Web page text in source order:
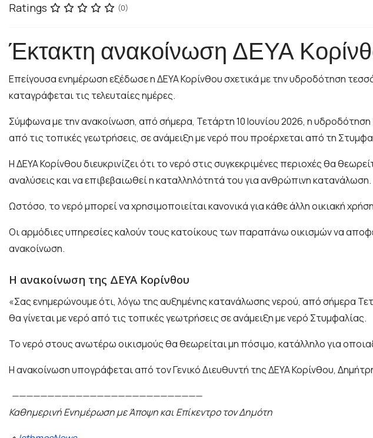
Ratings (0)
Έκτακτη ανακοίνωση ΔΕΥΑ
Επείγουσα ενημέρωση εξέδωσε η ΔΕΥΑ Κορίνθου σχετικά με την υδροδότηση
καταγράφεται τις τελευταίες ημέρες.
Σύμφωνα με την ανακοίνωση, από σήμερα, Τετάρτη 10 Ιουνίου 2026, η
από τις τοπικές γεωτρήσεις, σε ανάμειξη με νερό που προέρχεται από τη
Η ΔΕΥΑ Κορίνθου διευκρινίζει ότι το νερό στις συγκεκριμένες περιοχές θα
αναλύσεις και να επιβεβαιωθεί η καταλληλότητά του για ανθρώπινη κατανάλωση.
Ωστόσο, το νερό μπορεί να χρησιμοποιείται κανονικά για κάθε άλλη οικιακή
Οι αρμόδιες υπηρεσίες καλούν τους κατοίκους των παραπάνω οικισμών να
ανακοίνωση.
Η ανακοίνωση της ΔΕΥΑ Κορίνθου
«Σας ενημερώνουμε ότι, λόγω της αυξημένης κατανάλωσης νερού, από σήμερα
θα γίνεται με νερό από τις τοπικές γεωτρήσεις σε ανάμειξη με νερό Στυμφαλίας.
Το νερό στους ανωτέρω οικισμούς θα θεωρείται μη πόσιμο, κατάλληλο για
Η ανακοίνωση υπογράφεται από τον Γενικό Διευθυντή της ΔΕΥΑ Κορίνθου,
———————————————————————————
Καθημερινή Ενημέρωση με Άποψη και Επίκεντρο τον Δημότη